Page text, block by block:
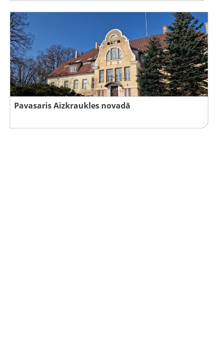
Pavasaris Aizkraukles novadā